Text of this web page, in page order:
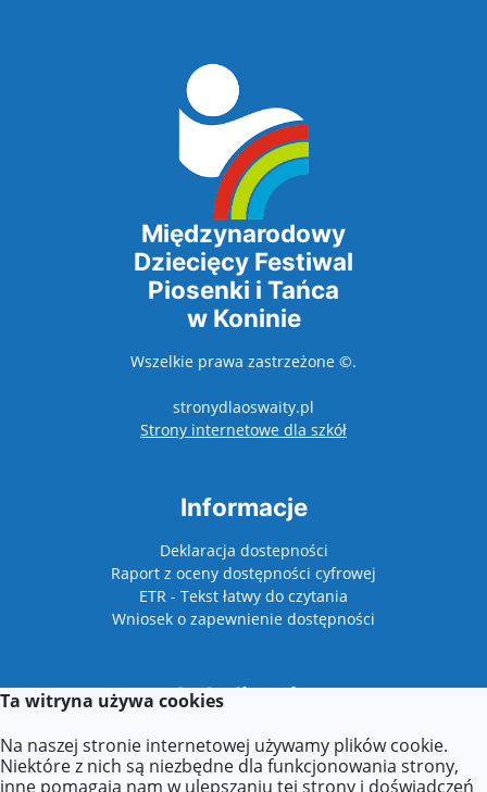
Międzynarodowy
Dziecięcy Festiwal
Piosenki i Tańca
w Koninie
Wszelkie prawa zastrzeżone ©.
stronydlaoswaity.pl
Strony internetowe dla szkółotwiera się w
Informacje
Deklaracja dostepności
Raport z oceny dostępności cyfrowej
ETR - Tekst łatwy do czytania
Wniosek o zapewnienie dostępności
Lokalizacja
Plac Niepodległości 1
62-510 Konin
Ta witryna używa cookies
Na naszej stronie internetowej używamy plików cookie.
Niektóre z nich są niezbędne dla funkcjonowania strony,
inne pomagają nam w ulepszaniu tej strony i doświadczeń